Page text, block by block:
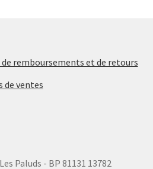
remboursements et de retours
de ventes
Paluds - BP 81131 13782